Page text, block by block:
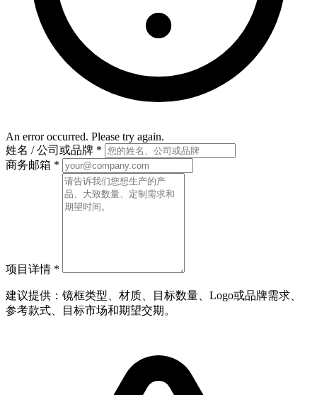
An error occurred. Please try again.
姓名 / 公司或品牌 *
商务邮箱 *
项目详情 *
建议提供：镜框类型、材质、目标数量、Logo或品牌需求、
参考款式、目标市场和期望交期。